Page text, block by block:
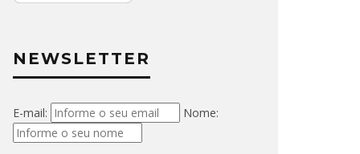
NEWSLETTER
E-mail: Nome: